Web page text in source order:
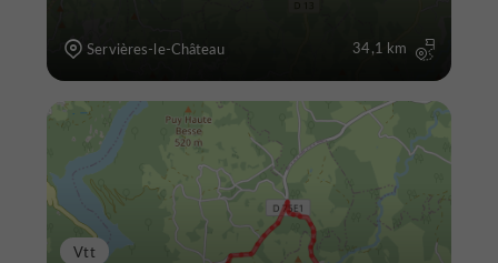
Servières-le-Château 34,1 km
Vtt